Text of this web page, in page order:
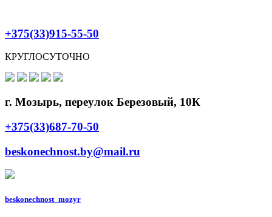
+375(33)915-55-50
КРУГЛОСУТОЧНО
г. Мозырь, переулок Березовый, 10К
+375(33)687-70-50
beskonechnost.by@mail.ru
beskonechnost_mozyr